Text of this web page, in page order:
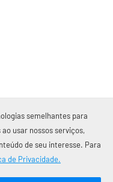
RS
semelhantes para
usar nossos serviços,
de seu interesse. Para
de Privacidade.